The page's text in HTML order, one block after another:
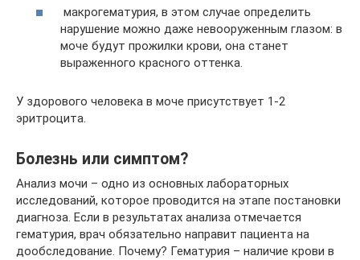
макрогематурия, в этом случае определить
нарушение можно даже невооруженным глазом: в
моче будут прожилки крови, она станет
выраженного красного оттенка.
У здорового человека в моче присутствует 1-2
эритроцита.
Болезнь или симптом?
Анализ мочи – одно из основных лабораторных
исследований, которое проводится на этапе постановки
диагноза. Если в результатах анализа отмечается
гематурия, врач обязательно направит пациента на
дообследование. Почему? Гематурия – наличие крови в